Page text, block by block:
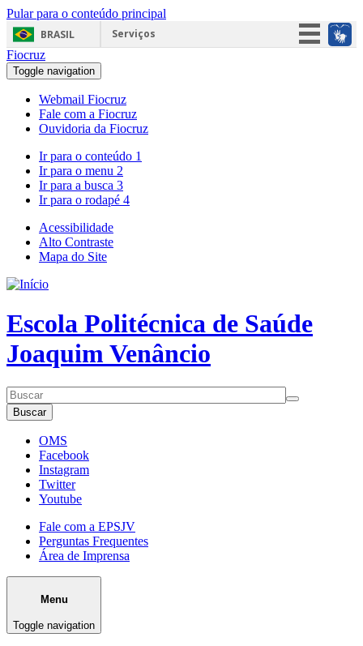
Pular para o conteúdo principal
BRASIL
Serviços
Fiocruz
Toggle navigation
Webmail Fiocruz
Fale com a Fiocruz
Ouvidoria da Fiocruz
Ir para o conteúdo 1
Ir para o menu 2
Ir para a busca 3
Ir para o rodapé 4
Acessibilidade
Alto Contraste
Mapa do Site
Escola Politécnica de Saúde
Joaquim Venâncio
Buscar
OMS
Facebook
Instagram
Twitter
Youtube
Fale com a EPSJV
Perguntas Frequentes
Área de Imprensa
Menu
Toggle navigation